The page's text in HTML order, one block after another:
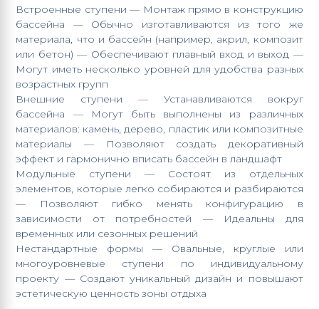
Встроенные ступени — Монтаж прямо в конструкцию
бассейна — Обычно изготавливаются из того же
материала, что и бассейн (например, акрил, композит
или бетон) — Обеспечивают плавный вход и выход —
Могут иметь несколько уровней для удобства разных
возрастных групп
Внешние ступени — Устанавливаются вокруг
бассейна — Могут быть выполнены из различных
материалов: камень, дерево, пластик или композитные
материалы — Позволяют создать декоративный
эффект и гармонично вписать бассейн в ландшафт
Модульные ступени — Состоят из отдельных
элементов, которые легко собираются и разбираются
— Позволяют гибко менять конфигурацию в
зависимости от потребностей — Идеальны для
временных или сезонных решений
Нестандартные формы — Овальные, круглые или
многоуровневые ступени по индивидуальному
проекту — Создают уникальный дизайн и повышают
эстетическую ценность зоны отдыха